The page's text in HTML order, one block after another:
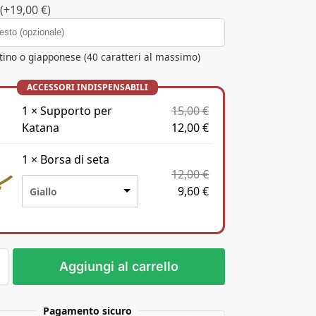
(+19,00 €)
o giapponese (40 caratteri al massimo)
1 ×Supporto per
Katana
15,00€
12,00€
1 × Borsa di seta
Giallo
12,00€
9,60€
Aggiungi al carrello
Pagamento sicuro